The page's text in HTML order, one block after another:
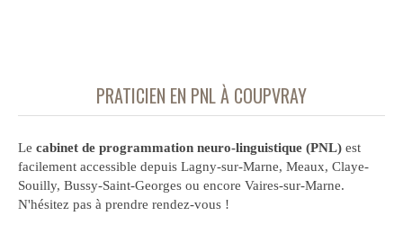
PRATICIEN EN PNL À COUPVRAY
Le cabinet de programmation neuro-linguistique (PNL) est
facilement accessible depuis Lagny-sur-Marne, Meaux, Claye-
Souilly, Bussy-Saint-Georges ou encore Vaires-sur-Marne.
N'hésitez pas à prendre rendez-vous !